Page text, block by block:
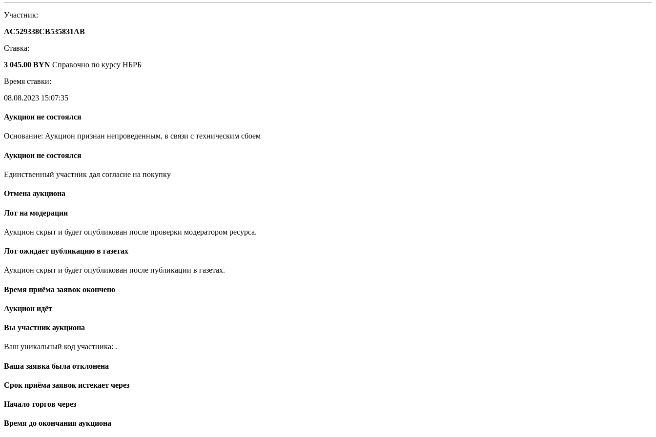
Участник:
AC529338CB535831AB
Ставка:
3 045.00 BYN Справочно по курсу НБРБ
Время ставки:
08.08.2023 15:07:35
Аукцион не состоялся
Основание: Аукцион признан непроведенным, в связи с техническим сбоем
Аукцион не состоялся
Единственный участник дал согласие на покупку
Отмена аукциона
Лот на модерации
Аукцион скрыт и будет опубликован после проверки модератором ресурса.
Лот ожидает публикацию в газетах
Аукцион скрыт и будет опубликован после публикации в газетах.
Время приёма заявок окончено
Аукцион идёт
Вы участник аукциона
Ваш уникальный код участника: .
Ваша заявка была отклонена
Срок приёма заявок истекает через
Начало торгов через
Время до окончания аукциона